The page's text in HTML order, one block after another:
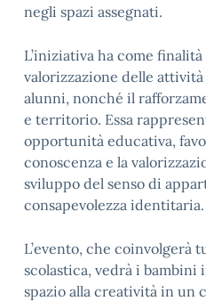
negli spazi assegnati.
L’iniziativa ha come
valorizzazione delle
alunni, nonché il
e territorio. Essa
opportunità educativa,
conoscenza e la
sviluppo del senso di
consapevolezza identitaria.
L’evento, che coinvolgerà
scolastica, vedrà i bambini
spazio alla creatività in un